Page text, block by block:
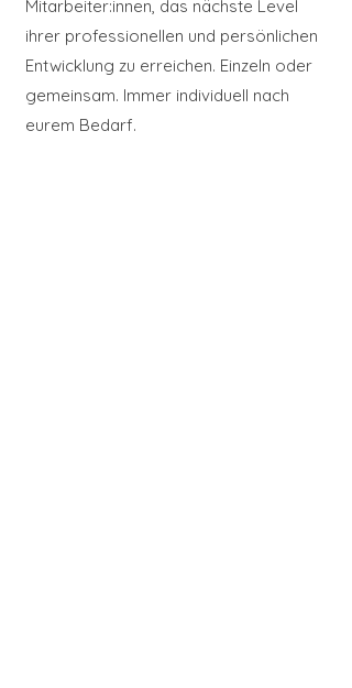
Mitarbeiter:innen, das nächste Level
ihrer professionellen und persönlichen
Entwicklung zu erreichen. Einzeln oder
gemeinsam. Immer individuell nach
eurem Bedarf.